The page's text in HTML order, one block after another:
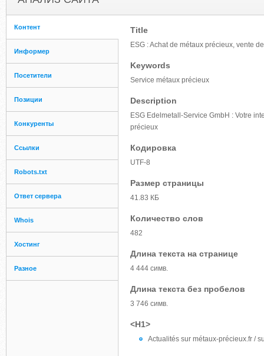
Контент
Информер
Посетители
Позиции
Конкуренты
Ссылки
Robots.txt
Ответ сервера
Whois
Хостинг
Разное
Title
ESG : Achat de métaux précieux, vente
Keywords
Service métaux précieux
Description
ESG Edelmetall-Service GmbH : Votre
précieux
Кодировка
UTF-8
Размер страницы
41.83 КБ
Количество слов
482
Длина текста на странице
4 444 симв.
Длина текста без пробелов
3 746 симв.
<H1>
Actualités sur métaux-précieux.fr /